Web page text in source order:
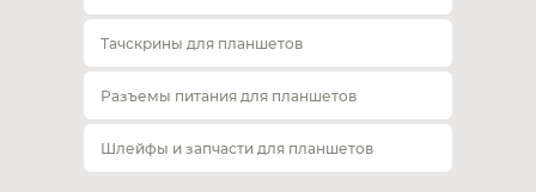
Тачскрины для планшетов
Разъемы питания для планшетов
Шлейфы и запчасти для планшетов